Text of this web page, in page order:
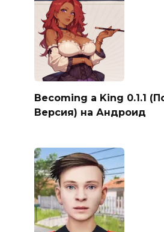
Becoming a King 0.1.1
Версия) на Андроид